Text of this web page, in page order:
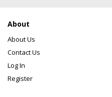
About
About Us
Contact Us
Log In
Register